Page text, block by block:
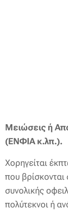
Μειώσεις ή
(ΕΝΦΙΑ κ.λπ.).
Χορηγείται
που
συνολικής
πολύτεκνοι ή